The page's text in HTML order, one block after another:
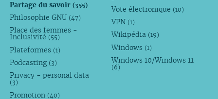
Partage du savoir (355)
Philosophie GNU (47)
Place des femmes -
Inclusivité (55)
Plateformes (1)
Podcasting (3)
Privacy - personal data
(3)
Promotion (40)
Vote électronique (10)
VPN (1)
Wikipédia (19)
Windows (1)
Windows 10/Windows 11
(6)